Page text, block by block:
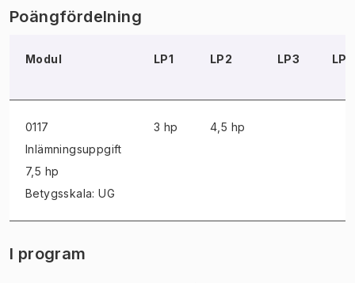
Poängfördelning
Modul LP1 LP2 LP3 LP4
0117
Inlämningsuppgift
7,5 hp
Betygsskala: UG
3 hp 4,5 hp
I program